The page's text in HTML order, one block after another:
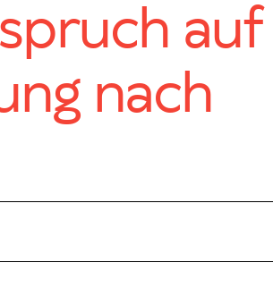
auf
nach